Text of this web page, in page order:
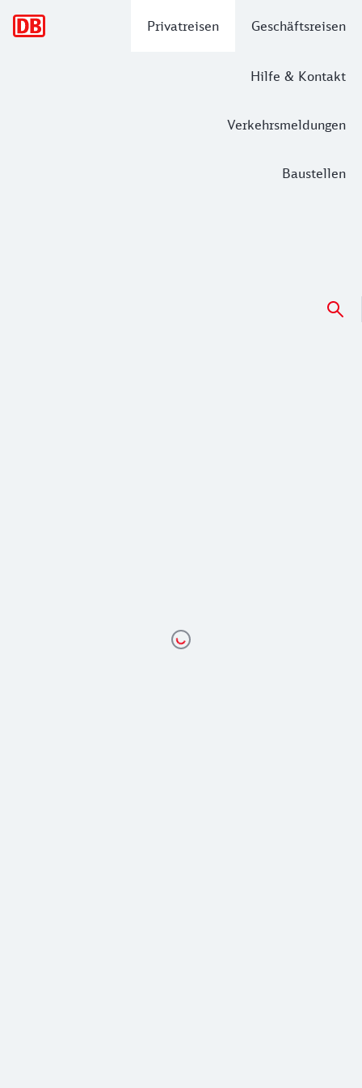
Privatreisen Geschäftsreisen
Hilfe & Kontakt
Verkehrsmeldungen
Baustellen